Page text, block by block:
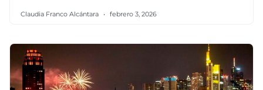
Claudia Franco Alcántara febrero 3, 2026